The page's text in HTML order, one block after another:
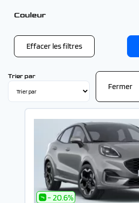
Couleur
Gris (3)
Noir (1)
Effacer les filtres
Trier par
Fermer
- 20.6%